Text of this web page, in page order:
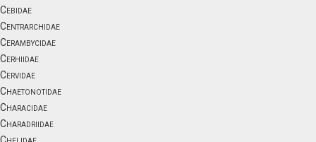
Cebidae
Centrarchidae
Cerambycidae
Cerhiidae
Cervidae
Chaetonotidae
Characidae
Charadriidae